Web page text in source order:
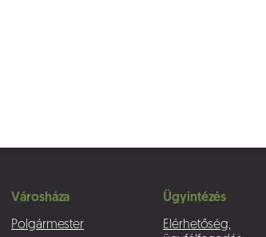
Városháza
Polgármester
Ügyintézés
Elérhetőség,